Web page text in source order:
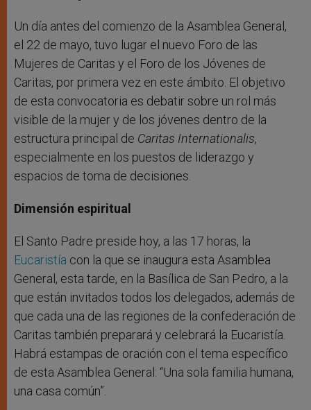
Un día antes del comienzo de la Asamblea General,
el 22 de mayo, tuvo lugar el nuevo Foro de las
Mujeres de Caritas y el Foro de los Jóvenes de
Caritas, por primera vez en este ámbito. El objetivo
de esta convocatoria es debatir sobre un rol más
visible de la mujer y de los jóvenes dentro de la
estructura principal de Caritas Internationalis,
especialmente en los puestos de liderazgo y
espacios de toma de decisiones.
Dimensión espiritual
El Santo Padre preside hoy, a las 17 horas, la
Eucaristía con la que se inaugura esta Asamblea
General, esta tarde, en la Basílica de San Pedro, a la
que están invitados todos los delegados, además de
que cada una de las regiones de la confederación de
Caritas también preparará y celebrará la Eucaristía.
Habrá estampas de oración con el tema específico
de esta Asamblea General: “Una sola familia humana,
una casa común”.